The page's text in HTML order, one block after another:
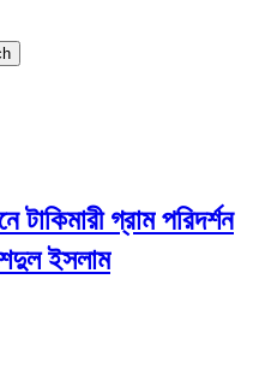
টাকিমারী গ্রাম পরিদর্শন
ইসলাম